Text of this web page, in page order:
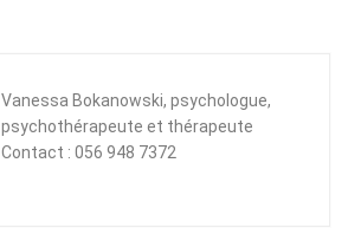
Vanessa Bokanowski, psychologue,
psychothérapeute et thérapeute
Contact : 056 948 7372